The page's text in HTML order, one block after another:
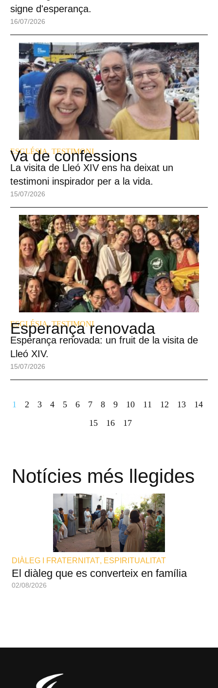
signe d'esperança.
16/07/2026
ESGLÉSIA, TESTIMONI
Va de confessions
La visita de Lleó XIV ens ha deixat un
testimoni inspirador per a la vida.
15/07/2026
ESGLÉSIA,TESTIMONI
Esperança renovada
Esperança renovada: un fruit de la visita de
Lleó XIV.
15/07/2026
1 2 3 4 5 6 7 8 9 10 11 12 13
14
15
16 17
Notícies més llegides
DIÀLEG I FRATERNITAT, ESPIRITUALITAT
El diàleg que es converteix en família
02/08/2026